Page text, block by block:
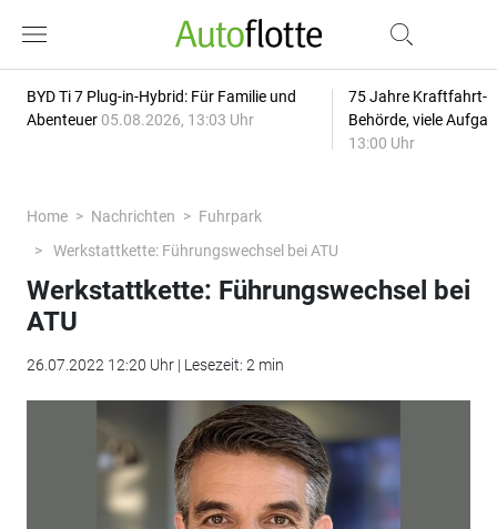
BYD Ti 7 Plug-in-Hybrid: Für Familie und
Abenteuer 05.08.2026, 13:03 Uhr
75 Jahre Kraftfahrt-
Behörde, viele
13:00 Uhr
Home Nachrichten
Fuhrpark
Werkstattkette: Führungswechsel bei ATU
Werkstattkette: Führungswechsel bei
ATU
26.07.2022 12:20 Uhr | Lesezeit: 2 min